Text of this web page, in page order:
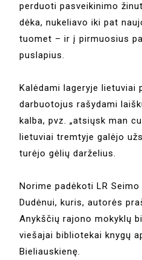
perduoti pasveikinimo
dėka, nukeliavo iki pat
tuomet – ir į pirmuosius
puslapius.
Kalėdami lageryje lietuviai
darbuotojus rašydami
kalba, pvz. „atsiųsk man
lietuviai tremtyje galėjo
turėjo gėlių darželius.
Norime padėkoti LR
Dudėnui, kuris, autorės
Anykščių rajono mokyklų
viešajai bibliotekai knygų
Bieliauskienę.